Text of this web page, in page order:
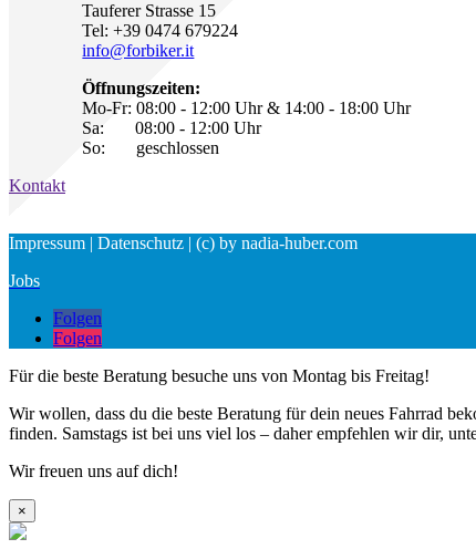
Tauferer Strasse 15
Tel: +39 0474 679224
info@forbiker.it
Öffnungszeiten:
Mo-Fr: 08:00 - 12:00 Uhr & 14:00 - 18:00 Uhr
Sa: 08:00 - 12:00 Uhr
So: geschlossen
Kontakt
Impressum | Datenschutz | (c) by nadia-huber.com
Jobs
Folgen
Folgen
Für die beste Beratung besuche uns von Montag bis Freitag!
Wir wollen, dass du die beste Beratung für dein neues Fahrrad
finden. Samstags ist bei uns viel los – daher empfehlen wir dir,
Wir freuen uns auf dich!
×